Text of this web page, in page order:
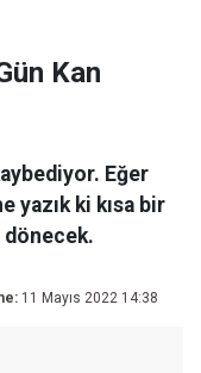
Kan
Eğer
yazık ki kısa bir
11 Mayıs 2022 14:38